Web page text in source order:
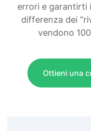
errori e garantirti
differenza dei
vendono
Ottieni una